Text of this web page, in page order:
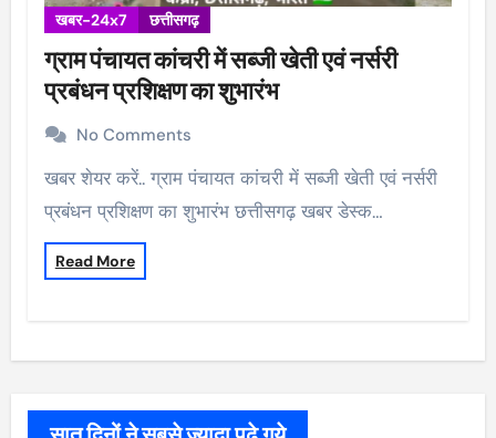
खबर-24x7 छत्तीसगढ़
ग्राम पंचायत कांचरी में सब्जी खेती एवं नर्सरी
प्रबंधन प्रशिक्षण का शुभारंभ
No Comments
खबर शेयर करें.. ग्राम पंचायत कांचरी में सब्जी खेती एवं नर्सरी
प्रबंधन प्रशिक्षण का शुभारंभ छत्तीसगढ़ खबर डेस्क…
Read More